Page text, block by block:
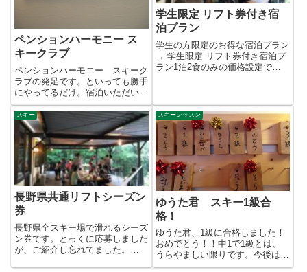
ペンションハーモニー ス
キークラブ
ペンションハーモニー スキーク
ラブの発足です。といっても勝手
にやってるだけ。宿泊いただいた
方でSAJの有資格者または、級...
学生限定 リフト券付き宿
泊プラン
学生の方限定のお得な宿泊プラン
→ 学生限定 リフト券付き宿泊プ
ラン1泊2食のみの価格設定でし
スキー
長野県共通リフトシーズン
券
長野県全スキー場で滑れるシーズ
ン券です。とっくに応募しました
が、ご紹介し忘れてました。
スキーレッスン
ゆうた君 スキー1級合
格！
ゆうた君、1級に合格しました！
おめでとう！！中1で1級とは、
うらやましい限りです。今後は、
スキー部でレースに注力すると